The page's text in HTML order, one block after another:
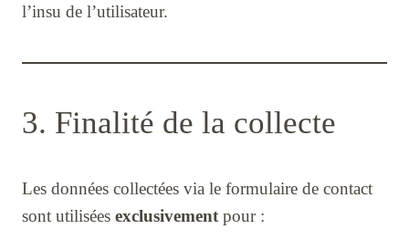
l’insu de l’utilisateur.
3. Finalité de la collecte
Les données collectées via le formulaire de contact
sont utilisées exclusivement pour :